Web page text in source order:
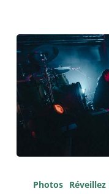
Rostock
Photos